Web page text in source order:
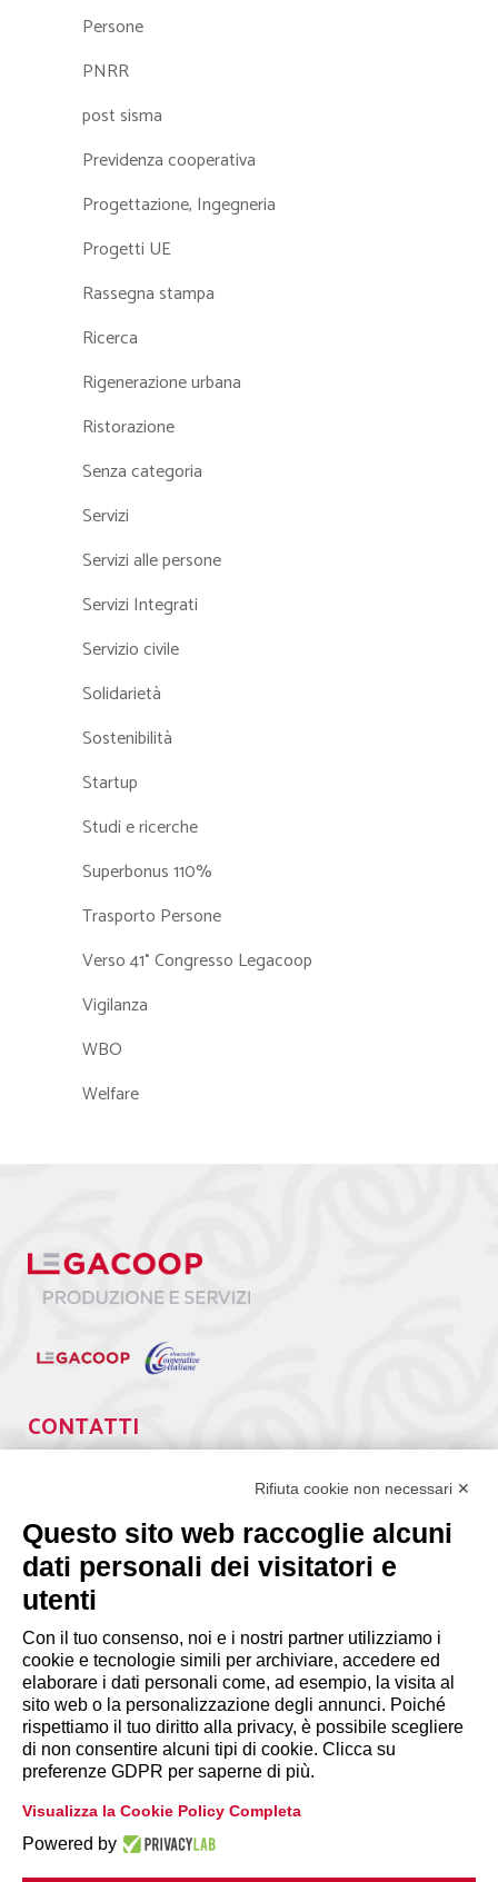
Persone
PNRR
post sisma
Previdenza cooperativa
Progettazione, Ingegneria
Progetti UE
Rassegna stampa
Ricerca
Rigenerazione urbana
Ristorazione
Senza categoria
Servizi
Servizi alle persone
Servizi Integrati
Servizio civile
Solidarietà
Sostenibilità
Startup
Studi e ricerche
Superbonus 110%
Trasporto Persone
Verso 41° Congresso Legacoop
Vigilanza
WBO
Welfare
CONTATTI
segreteria@lps.coop
INFORMAZIONI
Disclaimer
Privacy Policy
Cookie Policy|Modifica preferenze
Rifiuta cookie non necessari ✕
Questo sito web raccoglie alcuni
dati personali dei visitatori e
utenti
Con il tuo consenso, noi e i nostri partner utilizziamo i
cookie e tecnologie simili per archiviare, accedere ed
elaborare i dati personali come, ad esempio, la visita al
sito web o la personalizzazione degli annunci. Poiché
rispettiamo il tuo diritto alla privacy, è possibile scegliere
di non consentire alcuni tipi di cookie. Clicca su
preferenze GDPR per saperne di più.
Visualizza la Cookie Policy Completa
Powered by